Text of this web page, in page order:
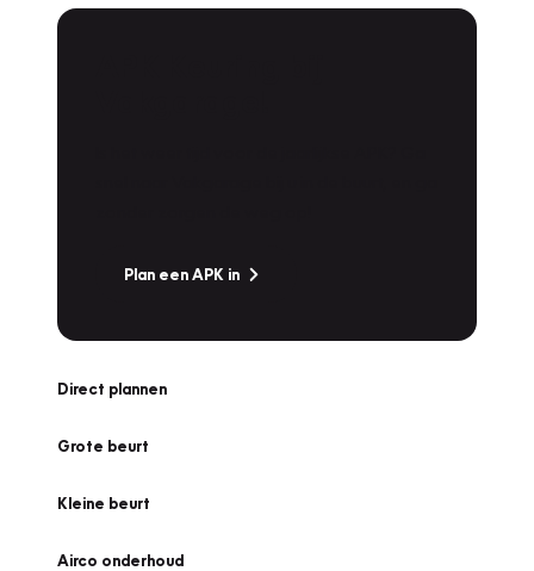
Plan een APK in
Direct plannen
Grote beurt
Kleine beurt
Airco onderhoud